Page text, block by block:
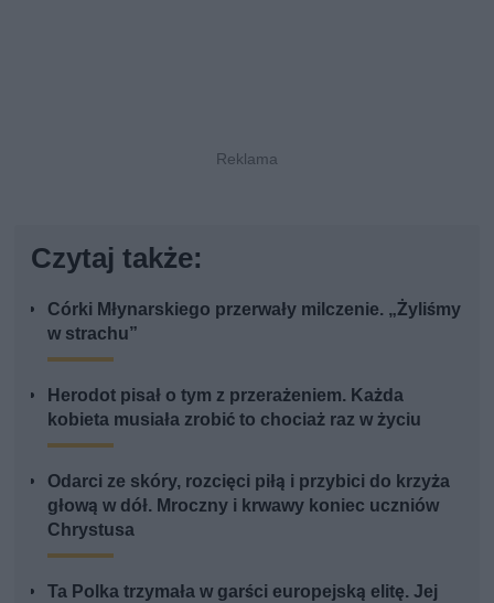
Czytaj także:
Córki Młynarskiego przerwały milczenie. „Żyliśmy
w strachu”
Herodot pisał o tym z przerażeniem. Każda
kobieta musiała zrobić to chociaż raz w życiu
Odarci ze skóry, rozcięci piłą i przybici do krzyża
głową w dół. Mroczny i krwawy koniec uczniów
Chrystusa
Ta Polka trzymała w garści europejską elitę. Jej